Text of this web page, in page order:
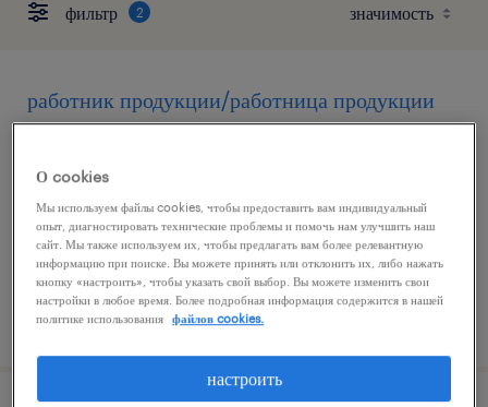
фильтр 2
работник продукции/работница продукции
временная работа
PLN7,711 в месяц
размещённый на сайте 27 май 2026
О cookies
Мы используем файлы cookies, чтобы предоставить вам индивидуальный
опыт, диагностировать технические проблемы и помочь нам улучшить наш
сайт. Мы также используем их, чтобы предлагать вам более релевантную
информацию при поиске. Вы можете принять или отклонить их, либо нажать
кнопку «настроить», чтобы указать свой выбор. Вы можете изменить свои
настройки в любое время. Более подробная информация содержится в нашей
политике использования
файлов cookies.
настроить